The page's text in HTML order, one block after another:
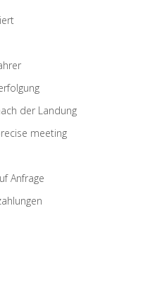
der Landung
meeting
Anfrage